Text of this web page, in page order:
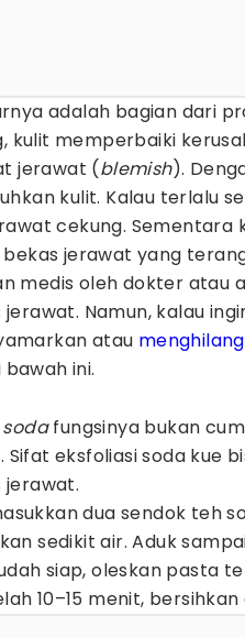
adalah bagian dari
kulit memperbaiki
jerawat (blemish).
kulit. Kalau terlalu
cekung. Sementara
jerawat yang
medis oleh dokter atau
Namun, kalau
atau
ini.
fungsinya bukan
Sifat eksfoliasi soda kue
jerawat.
dua sendok teh
sedikit air. Aduk
siap, oleskan pasta
10–15 menit,